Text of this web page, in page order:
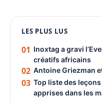
PUBLICITÉ
LES PLUS LUS
01 Inoxtag a gravi
créatifs africains
02 Antoine Griezman
03 Top liste des
apprises dans les